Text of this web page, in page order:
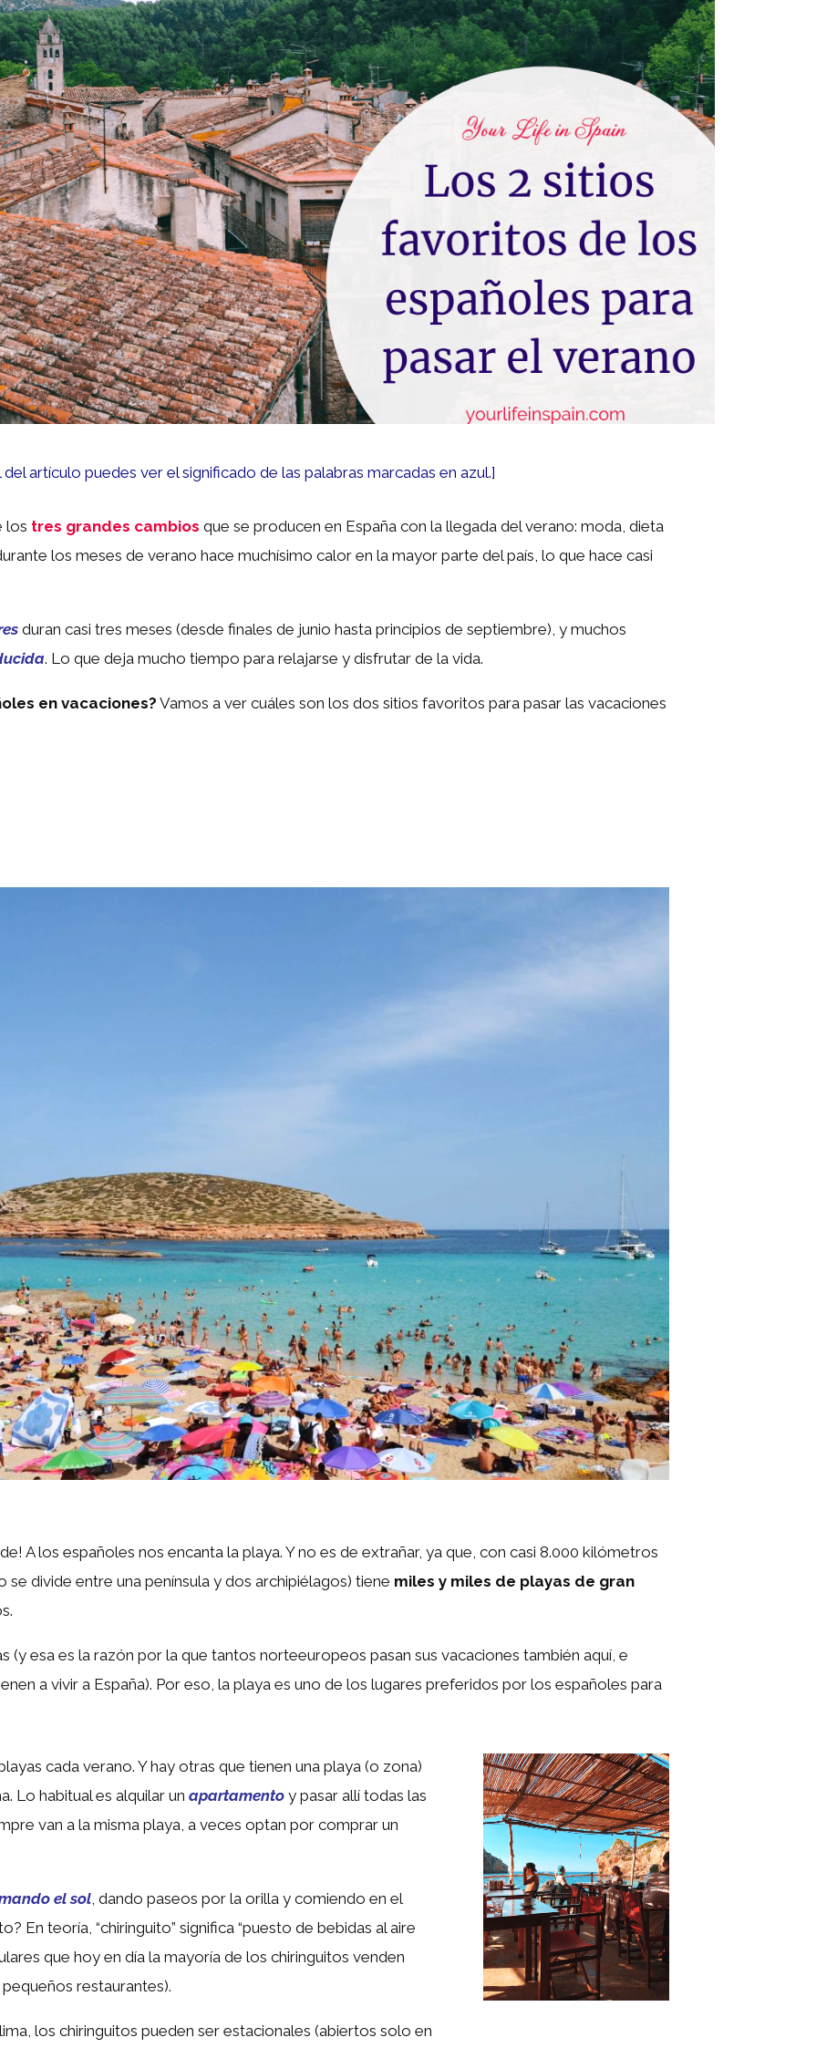
del artículo puedes ver el significado de las palabras marcadas en azul.]
los tres grandes cambios que se producen en España con la llegada del verano:moda, dieta
los meses de verano hace muchísimo calor en la mayor parte del país, lo que hace casi
duran casi tres meses (desde finales de junio hasta principios de septiembre), y muchos
. Lo que deja mucho tiempo para relajarse y disfrutar de la vida.
en vacaciones?Vamos a ver cuáles son los dos sitios favoritos para pasar las vacaciones
A los españoles nos encanta la playa. Y no es de extrañar, ya que, con casi 8.000 kilómetros
divide entre una península y dos archipiélagos) tiene miles y miles de playas de gran
(y esa es la razón por la que tantos norteeuropeos pasan sus vacaciones también aquí, e
a vivir a España). Por eso, la playa es uno de los lugares preferidos por los españoles para
cada verano. Y hay otras que tienen una playa (o zona)
Lo habitual es alquilar unapartamento y pasar allí todas las
van a la misma playa, a veces optan por comprar un
el sol , dando paseos por la orilla y comiendo en el
En teoría, “chiringuito” significa “puesto de bebidas al aire
que hoy en día la mayoría de los chiringuitos venden
restaurantes).
los chiringuitos pueden ser estacionales (abiertos solo en